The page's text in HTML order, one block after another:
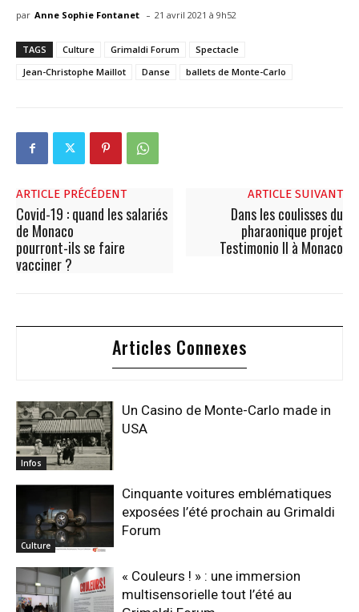
par Anne Sophie Fontanet - 21 avril 2021 à 9h52
TAGS Culture Grimaldi Forum
Spectacle
Jean-Christophe Maillot
Danse ballets de Monte-Carlo
ARTICLE PRÉCÉDENT
Covid-19 : quand les salariés
de Monaco
pourront-ils se faire
vacciner ?
ARTICLE SUIVANT
Dans les coulisses du
pharaonique projet
Testimonio II à Monaco
Articles Connexes
Infos
Un Casino de Monte-Carlo made in
USA
Culture
Cinquante voitures emblématiques
exposées l’été prochain au Grimaldi
Forum
« Couleurs ! » : une immersion
multisensorielle tout l’été au